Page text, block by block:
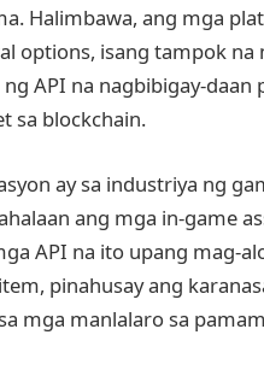
Halimbawa, ang mga
options, isang tampok
API na nagbibigay-daan
sa blockchain.
ay sa industriya ng
ang mga in-game
API na ito upang mag-
pinahusay ang
mga manlalaro sa